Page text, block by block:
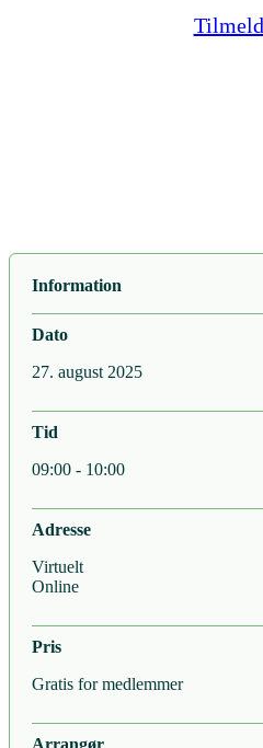
Information
Dato
27. august 2025
Tid
09:00 - 10:00
Adresse
Virtuelt
Online
Pris
Gratis for medlemmer